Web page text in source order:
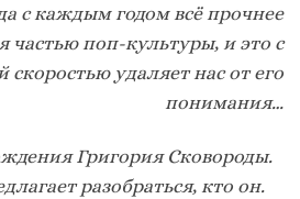
с каждым годом всё прочнее
частью поп-культуры, и это с
скоростью удаляет нас от его
понимания…
Григория Сковороды.
разобраться, кто он.